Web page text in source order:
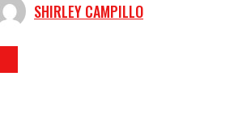
SHIRLEY CAMPILLO